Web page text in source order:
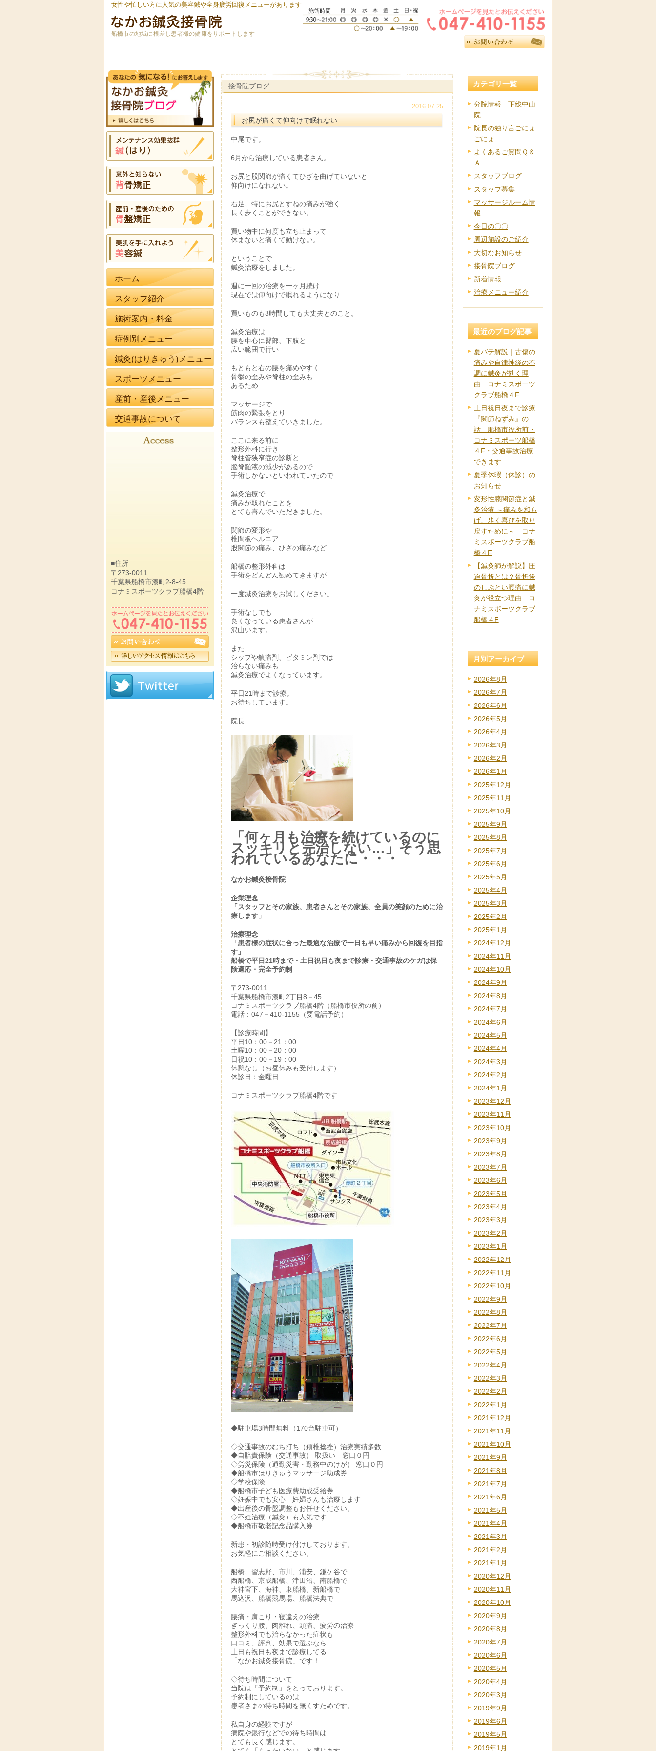
女性や忙しい方に人気の美容鍼や全身疲労回復メニューがあります
船橋市の地域に根差し患者様の健康をサポートします
接骨院ブログ
2016.07.25
お尻が痛くて仰向けで眠れない
中尾です。
6月から治療している患者さん。
お尻と股関節が痛くてひざを曲げていないと
仰向けになれない。
右足、特にお尻とすねの痛みが強く
長く歩くことができない。
買い物中に何度も立ち止まって
休まないと痛くて動けない。
ということで
鍼灸治療をしました。
週に一回の治療を一ヶ月続け
現在では仰向けで眠れるようになり
買いものも3時間しても大丈夫とのこと。
鍼灸治療は
腰を中心に臀部、下肢と
広い範囲で行い
もともと右の腰を痛めやすく
骨盤の歪みや脊柱の歪みも
あるため
マッサージで
筋肉の緊張をとり
バランスも整えていきました。
ここに来る前に
整形外科に行き
脊柱管狭窄症の診断と
脳脊髄液の減少があるので
手術しかないといわれていたので
鍼灸治療で
痛みが取れたことを
とても喜んでいただきました。
関節の変形や
椎間板ヘルニア
股関節の痛み、ひざの痛みなど
船橋の整形外科は
手術をどんどん勧めてきますが
一度鍼灸治療をお試しください。
手術なしでも
良くなっている患者さんが
沢山います。
また
シップや鎮痛剤、ビタミン剤では
治らない痛みも
鍼灸治療でよくなっています。
平日21時まで診療。
お待ちしています。
院長
「何ヶ月も治療を続けているのに
スッキリと完治しない…」そう思
われているあなたに・・・
なかお鍼灸接骨院
企業理念
「スタッフとその家族、患者さんとその家族、全員の笑顔のために治
療します」
治療理念
「患者様の症状に合った最適な治療で一日も早い痛みから回復を目指
す」
船橋で平日21時まで・土日祝日も夜まで診療・交通事故のケガは保
険適応・完全予約制
〒273-0011
千葉県船橋市湊町2丁目8－45
コナミスポーツクラブ船橋4階（船橋市役所の前）
電話：047－410-1155（要電話予約）
【診療時間】
平日10：00－21：00
土曜10：00－20：00
日祝10：00－19：00
休憩なし（お昼休みも受付します）
休診日：金曜日
コナミスポーツクラブ船橋4階です
◆駐車場3時間無料（170台駐車可）
◇交通事故のむち打ち（頚椎捻挫）治療実績多数
◆自賠責保険（交通事故） 取扱い 窓口０円
◇労災保険（通勤災害・勤務中のけが） 窓口０円
◆船橋市はりきゅうマッサージ助成券
◇学校保険
◆船橋市子ども医療費助成受給券
◇妊娠中でも安心 妊婦さんも治療します
◆出産後の骨盤調整もお任せください。
◇不妊治療（鍼灸）も人気です
◆船橋市敬老記念品購入券
新患・初診随時受け付けしております。
お気軽にご相談ください。
船橋、習志野、市川、浦安、鎌ケ谷で
西船橋、京成船橋、津田沼、南船橋で
大神宮下、海神、東船橋、新船橋で
馬込沢、船橋競馬場、船橋法典で
腰痛・肩こり・寝違えの治療
ぎっくり腰、肉離れ、頭痛、疲労の治療
整形外科でも治らなかった症状も
口コミ、評判、効果で選ぶなら
土日も祝日も夜まで診療してる
「なかお鍼灸接骨院」です！
◇待ち時間について
当院は「予約制」をとっております。
予約制にしているのは
患者さまの待ち時間を無くすためです。
私自身の経験ですが
病院や銀行などでの待ち時間は
とても長く感じます。
カテゴリ一覧
分院情報 下総中山
院
院長の独り言ごにょ
ごにょ
よくあるご質問Ｑ＆
Ａ
スタッフブログ
スタッフ募集
マッサージルーム情
報
今日の〇〇
周辺施設のご紹介
大切なお知らせ
接骨院ブログ
新着情報
治療メニュー紹介
最近のブログ記事
夏バテ解説｜古傷の
痛みや自律神経の不
調に鍼灸が効く理
由 コナミスポーツ
クラブ船橋４F
土日祝日夜まで診療
『関節ねずみ』の
話 船橋市役所前・
コナミスポーツ船橋
４F・交通事故治療
できます
夏季休暇（休診）の
お知らせ
変形性膝関節症と鍼
灸治療 ～痛みを和ら
げ、歩く喜びを取り
戻すために～ コナ
ミスポーツクラブ船
橋４F
【鍼灸師が解説】圧
迫骨折とは？骨折後
のしぶとい腰痛に鍼
灸が役立つ理由 コ
ナミスポーツクラブ
船橋４F
月別アーカイブ
2026年8月
2026年7月
2026年6月
2026年5月
2026年4月
2026年3月
2026年2月
2026年1月
2025年12月
2025年11月
2025年10月
2025年9月
2025年8月
2025年7月
2025年6月
2025年5月
2025年4月
2025年3月
2025年2月
2025年1月
2024年12月
2024年11月
2024年10月
2024年9月
2024年8月
2024年7月
2024年6月
2024年5月
2024年4月
2024年3月
2024年2月
2024年1月
2023年12月
2023年11月
2023年10月
2023年9月
2023年8月
2023年7月
2023年6月
2023年5月
2023年4月
2023年3月
2023年2月
2023年1月
2022年12月
2022年11月
2022年10月
2022年9月
2022年8月
2022年7月
2022年6月
2022年5月
2022年4月
2022年3月
2022年2月
2022年1月
2021年12月
2021年11月
2021年10月
2021年9月
2021年8月
2021年7月
2021年6月
2021年5月
2021年4月
2021年3月
2021年2月
2021年1月
2020年12月
2020年11月
2020年10月
2020年9月
2020年8月
2020年7月
2020年6月
2020年5月
2020年4月
2020年3月
2019年9月
2019年6月
2019年5月
2019年1月
ホーム
スタッフ紹介
施術案内・料金
症例別メニュー
鍼灸(はりきゅう)メニュー
スポーツメニュー
産前・産後メニュー
交通事故について
■住所
〒273-0011
千葉県船橋市湊町2-8-45
コナミスポーツクラブ船橋4階